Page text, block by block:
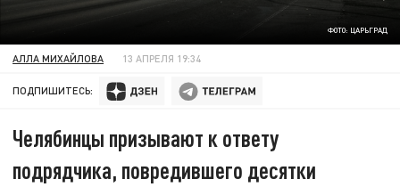
ФОТО: ЦАРЬГРАД
АЛЛА МИХАЙЛОВА 13 АПРЕЛЯ 19:34
ПОДПИШИТЕСЬ:
Челябинцы призывают к ответу
подрядчика, повредившего десятки